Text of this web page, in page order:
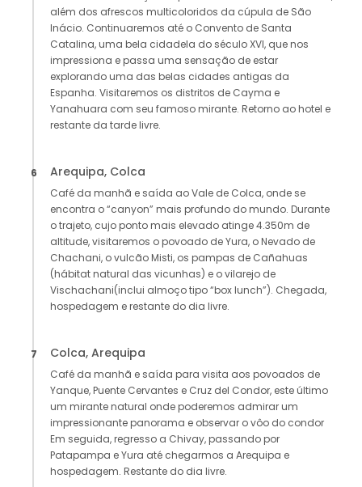
além dos afrescos multicoloridos da cúpula de São
Inácio. Continuaremos até o Convento de Santa
Catalina, uma bela cidadela do século XVI, que nos
impressiona e passa uma sensação de estar
explorando uma das belas cidades antigas da
Espanha. Visitaremos os distritos de Cayma e
Yanahuara com seu famoso mirante. Retorno ao hotel e
restante da tarde livre.
6 Arequipa, Colca
Café da manhã e saída ao Vale de Colca, onde se
encontra o “canyon” mais profundo do mundo. Durante
o trajeto, cujo ponto mais elevado atinge 4.350m de
altitude, visitaremos o povoado de Yura, o Nevado de
Chachani, o vulcão Misti, os pampas de Cañahuas
(hábitat natural das vicunhas) e o vilarejo de
Vischachani(inclui almoço tipo “box lunch”). Chegada,
hospedagem e restante do dia livre.
7 Colca, Arequipa
Café da manhã e saída para visita aos povoados de
Yanque, Puente Cervantes e Cruz del Condor, este último
um mirante natural onde poderemos admirar um
impressionante panorama e observar o vôo do condor
Em seguida, regresso a Chivay, passando por
Patapampa e Yura até chegarmos a Arequipa e
hospedagem. Restante do dia livre.